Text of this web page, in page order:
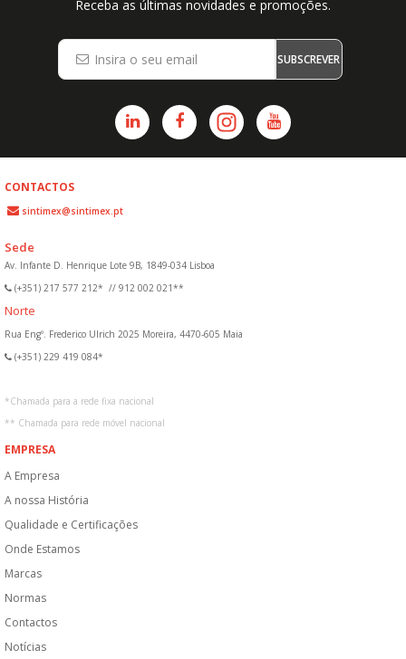
Receba as últimas novidades e promoções.
SUBSCREVER
CONTACTOS
sintimex@sintimex.pt
Sede
Av. Infante D. Henrique Lote 9B, 1849-034 Lisboa
(+351) 217 577 212* // 912 002 021**
Norte
Rua Engº. Frederico Ulrich 2025 Moreira, 4470-605 Maia
(+351) 229 419 084*
*Chamada para a rede fixa nacional
** Chamada para rede móvel nacional
EMPRESA
A Empresa
A nossa História
Qualidade e Certificações
Onde Estamos
Marcas
Normas
Contactos
Notícias